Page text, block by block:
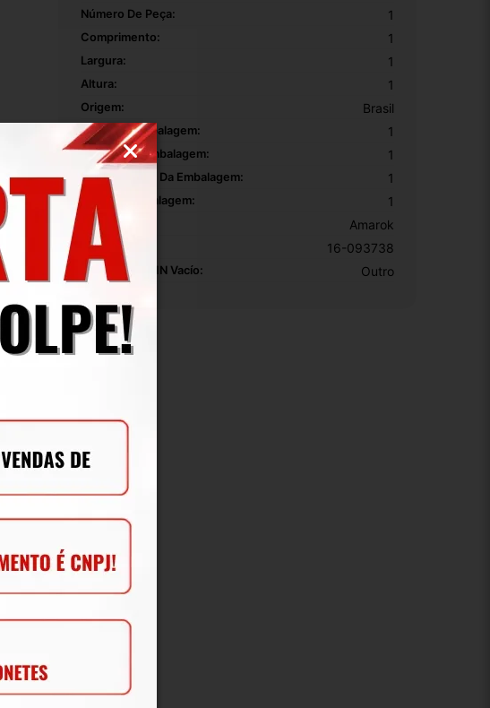
Número De Peça: 1
Comprimento: 1
Largura: 1
Altura: 1
Origem: Brasil
Altura Da Embalagem: 1
Largura Da Embalagem: 1
Comprimento Da Embalagem: 1
Peso Da Embalagem: 1
Modelo: Amarok
SKU: 16-093738
Motivo De GTIN Vacío: Outro